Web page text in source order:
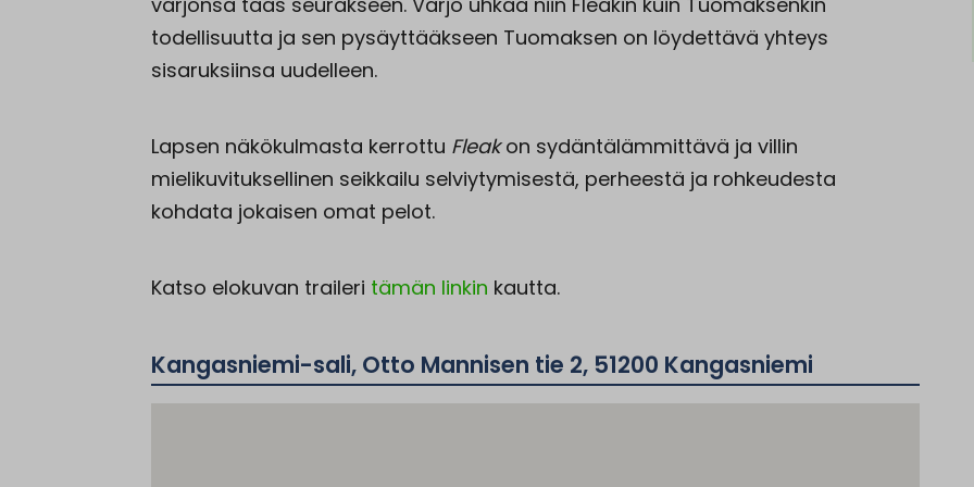
todellisuutta ja sen pysäyttääkseen Tuomaksen on löydettävä yhteys
sisaruksiinsa uudelleen.
Lapsen näkökulmasta kerrottu Fleakon sydäntälämmittävä ja villin
mielikuvituksellinen seikkailu selviytymisestä, perheestä ja rohkeudesta
kohdata jokaisen omat pelot.
Katso elokuvan traileri tämän linkin kautta.
Kangasniemi-sali, Otto Mannisen tie 2, 51200 Kangasniemi